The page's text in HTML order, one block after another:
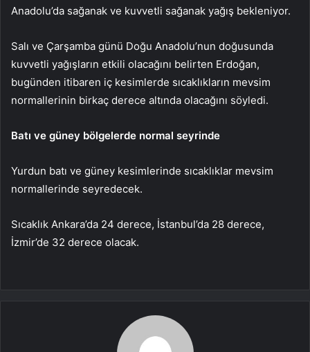
Anadolu’da sağanak ve kuvvetli sağanak yağış bekleniyor.
Salı ve Çarşamba günü Doğu Anadolu’nun doğusunda
kuvvetli yağışların etkili olacağını belirten Erdoğan,
bugünden itibaren iç kesimlerde sıcaklıkların mevsim
normallerinin birkaç derece altında olacağını söyledi.
Batı ve güney bölgelerde normal seyrinde
Yurdun batı ve güney kesimlerinde sıcaklıklar mevsim
normallerinde seyredecek.
Sıcaklık Ankara’da 24 derece, İstanbul’da 28 derece,
İzmir’de 32 derece olacak.